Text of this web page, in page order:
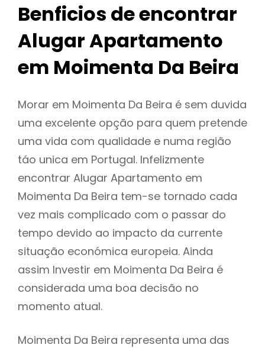
Benficios de encontrar
Alugar Apartamento
em Moimenta Da Beira
Morar em Moimenta Da Beira é sem duvida
uma excelente opção para quem pretende
uma vida com qualidade e numa região
táo unica em Portugal. Infelizmente
encontrar Alugar Apartamento em
Moimenta Da Beira tem-se tornado cada
vez mais complicado com o passar do
tempo devido ao impacto da currente
situação económica europeia. Ainda
assim Investir em Moimenta Da Beira é
considerada uma boa decisão no
momento atual.
Moimenta Da Beira representa uma das